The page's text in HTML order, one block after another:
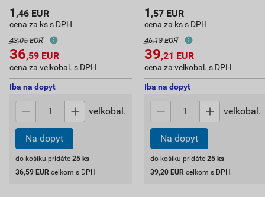
1 ,46 EUR
cena za ks s DPH
43,05 EUR
36,59 EUR
cena za velkobal. s DPH
Iba na dopyt
velkobal.
Na dopyt
do košíku pridáte 25 ks
36,59 EUR celkom s DPH
1 ,57EUR
cena za ks s DPH
46,13 EUR
39,21 EUR
cena za velkobal. s DPH
Iba na dopyt
velkobal.
Na dopyt
do košíku pridáte 25 ks
39,20 EUR celkom s DPH